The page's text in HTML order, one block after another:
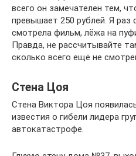
всего он замечателен тем,
превышает 250 рублей. Я
смотрела фильм, лёжа на
Правда, не рассчитывайте
сколько всего ещё не
Стена Цоя
Стена Виктора Цоя
известия о гибели лидера
автокатастрофе.